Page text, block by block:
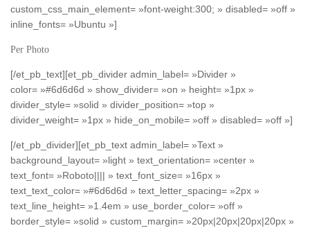
custom_css_main_element= »font-weight:300; » disabled= »off »
inline_fonts= »Ubuntu »]
Per Photo
[/et_pb_text][et_pb_divider admin_label= »Divider »
color= »#6d6d6d » show_divider= »on » height= »1px »
divider_style= »solid » divider_position= »top »
divider_weight= »1px » hide_on_mobile= »off » disabled= »off »]
[/et_pb_divider][et_pb_text admin_label= »Text »
background_layout= »light » text_orientation= »center »
text_font= »Roboto|||| » text_font_size= »16px »
text_text_color= »#6d6d6d » text_letter_spacing= »2px »
text_line_height= »1.4em » use_border_color= »off »
border_style= »solid » custom_margin= »20px|20px|20px|20px »